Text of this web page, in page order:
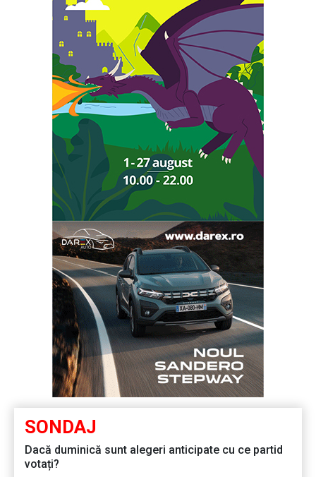
SONDAJ
Dacă duminică sunt alegeri anticipate cu ce partid
votați?